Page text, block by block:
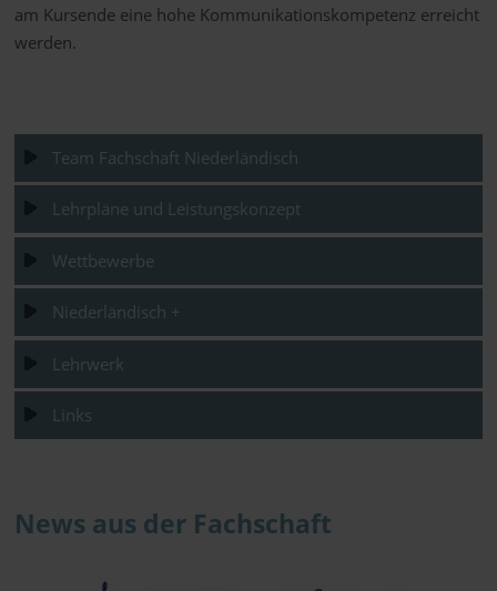
am Kursende eine hohe Kommunikationskompetenz erreicht
werden.
Team Fachschaft Niederländisch
Lehrpläne und Leistungskonzept
Wettbewerbe
Niederländisch +
Lehrwerk
Links
News aus der Fachschaft